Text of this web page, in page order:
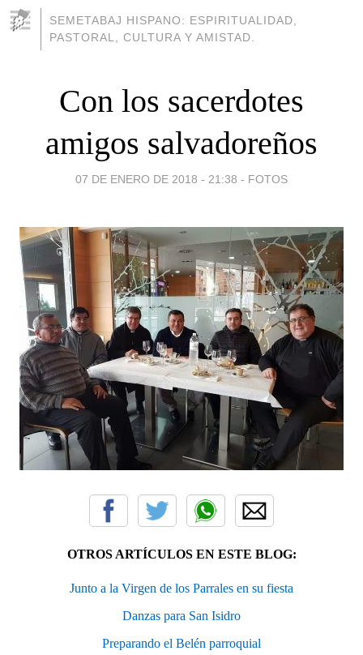
SEMETABAJ HISPANO: ESPIRITUALIDAD,
PASTORAL, CULTURA Y AMISTAD.
Con los sacerdotes
amigos salvadoreños
07 DE ENERO DE 2018 - 21:38 - FOTOS
OTROS ARTÍCULOS EN ESTE BLOG:
Junto a la Virgen de los Parrales en su fiesta
Danzas para San Isidro
Preparando el Belén parroquial